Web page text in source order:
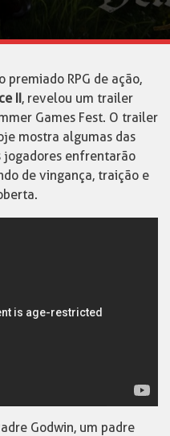
premiado RPG de ação,
II, revelou um trailer
Games Fest. O trailer
mostra algumas das
jogadores enfrentarão
de vingança, traição e
Godwin, um padre